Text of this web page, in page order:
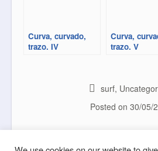
Curva, curvado,
trazo. IV
Curva,
trazo. V
surf,
Posted on 30/05/